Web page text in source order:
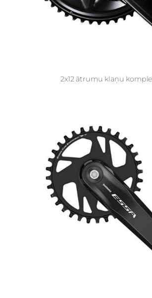
2x12 ātrumu klaņu